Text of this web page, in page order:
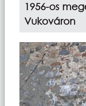
1956-os
Vukováron